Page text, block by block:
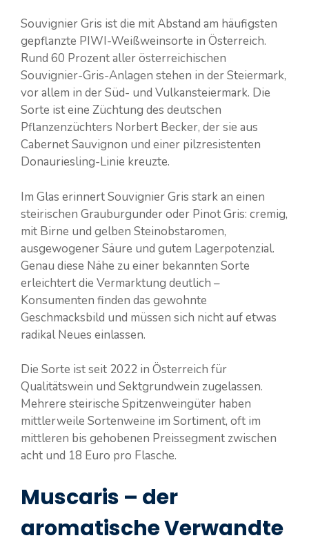
Souvignier Gris ist die mit Abstand am häufigsten
gepflanzte PIWI-Weißweinsorte in Österreich.
Rund 60 Prozent aller österreichischen
Souvignier-Gris-Anlagen stehen in der Steiermark,
vor allem in der Süd- und Vulkansteiermark. Die
Sorte ist eine Züchtung des deutschen
Pflanzenzüchters Norbert Becker, der sie aus
Cabernet Sauvignon und einer pilzresistenten
Donauriesling-Linie kreuzte.
Im Glas erinnert Souvignier Gris stark an einen
steirischen Grauburgunder oder Pinot Gris: cremig,
mit Birne und gelben Steinobstaromen,
ausgewogener Säure und gutem Lagerpotenzial.
Genau diese Nähe zu einer bekannten Sorte
erleichtert die Vermarktung deutlich –
Konsumenten finden das gewohnte
Geschmacksbild und müssen sich nicht auf etwas
radikal Neues einlassen.
Die Sorte ist seit 2022 in Österreich für
Qualitätswein und Sektgrundwein zugelassen.
Mehrere steirische Spitzenweingüter haben
mittlerweile Sortenweine im Sortiment, oft im
mittleren bis gehobenen Preissegment zwischen
acht und 18 Euro pro Flasche.
Muscaris – der
aromatische Verwandte